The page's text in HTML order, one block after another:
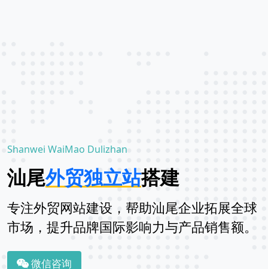
Shanwei WaiMao Dulizhan
汕尾外贸独立站搭建
专注外贸网站建设，帮助汕尾企业拓展全球
市场，提升品牌国际影响力与产品销售额。
微信咨询